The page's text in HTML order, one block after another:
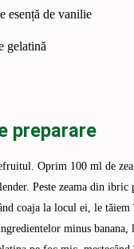
esență de vanilie
gelatină
preparare
Oprim 100 ml de
Peste zeama din ibric
coaja la locul ei, le
minus banana,